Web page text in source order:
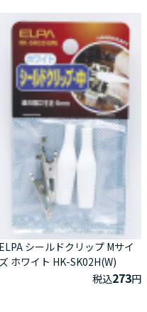
ELPA シールドクリップ Mサイ
ズ ホワイト HK-SK02H(W)
税込273円